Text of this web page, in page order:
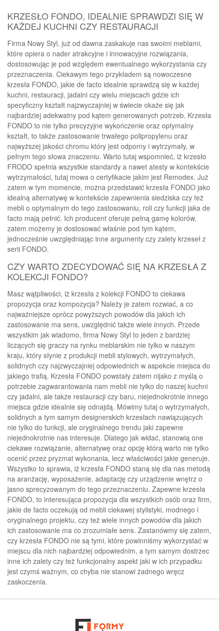
KRZESŁO FONDO, IDEALNIE SPRAWDZI SIĘ W
KAŻDEJ KUCHNI CZY RESTAURACJI
Firma Nowy Styl, już od dawna zaskakuje nas swoimi meblami,
które opiera o nader atrakcyjne i innowacyjne rozwiązania,
dostosowując je pod względem ewentualnego wykorzystania czy
przeznaczenia. Ciekawym tego przykładem są nowoczesne
krzesła FONDO, jakie de facto idealnie sprawdzą się w każdej
kuchni, restauracji, jadalni czy wielu miejscach gdzie ich
specyficzny kształt najzwyczajniej w świecie okaże się jak
najbardziej adekwatny pod kątem generowanych potrzeb. Krzesła
FONDO to nie tylko precyzyjne wykończenie oraz optymalny
kształt, to także zastosowanie trwałego polipropylenu oraz
najwyższej jakości chromu który jest odporny i wytrzymały, w
pełnym tego słowa znaczeniu. Warto tutaj wspomnieć, iż krzesło
FRODO spełnia wszystkie standardy a nawet atesty w kontekście
wytrzymałości, tutaj mowa o certyfikacie jakim jest Remodex. Już
zatem w tym momencie, można przedstawić krzesła FONDO jako
idealną alternatywę w kontekście zapewnienia siedziska czy też
mebli o optymalnym do tego zastosowaniu, roli czy funkcji jaka de
facto mają pełnić. Ich producent oferuje pełną gamę kolorów,
zatem możemy je dostosować właśnie pod tym kątem,
jednocześnie uwzględniając inne argumenty czy zalety krzeseł z
serii FONDO.
CZY WARTO ZDECYDOWAĆ SIĘ NA KRZESŁA Z
KOLEKCJI FONDO?
Masz wątpliwości, iż krzesła z kolekcji FONDO to ciekawa
propozycja oraz kompozycja? Należy je zatem rozwiać, a co
najważniejsze oprócz powyższych powodów dla jakich ich
zastosowanie ma sens, uwzględnić także wiele innych. Przede
wszystkim jak wiadomo, firma Nowy Styl to jeden z bardziej
liczących się graczy na rynku meblarskim nie tylko w naszym
kraju, który słynie z produkcji mebli stylowych, wytrzymałych,
solidnych czy najzwyczajniej odpowiednich w aspekcie miejsca do
jakiego trafią. Krzesła FONDO powstały zatem nijako z myślą o
potrzebie zagwarantowania nam mebli nie tylko do naszej kuchni
czy jadalni, ale także restauracji czy baru, niejednokrotnie innego
miejsca gdzie idealnie się odnajdą. Mówimy tutaj o wytrzymałych,
solidnych a tym samym designerskich krzesłach nawiązujących
nie tylko do funkcji, ale oryginalnego trendu jaki zapewne
niejednokrotnie nas interesuje. Dlatego jak widać, stanowią one
ciekawe rozwiązanie, alternatywę oraz opcję którą warto nie tylko
ocenić przez pryzmat wykonania, lecz właściwości jakie generuje.
Wszystko to sprawia, iż krzesła FONDO staną się dla nas metodą
na aranżację, wyposażenie, adaptację czy urządzenie wnętrz o
jasno sprecyzowanym do tego przeznaczeniu. Zapewne krzesła
FONDO, to interesująca propozycja dla wszystkich osób oraz firm,
jakie de facto oczekują od mebli ciekawej stylistyki, modnego i
oryginalnego projektu, czy też wiele innych powodów dla jakich
ich zastosowanie ma co zrozumiałe sens. Zastanówmy się zatem,
czy krzesła FONDO nie są tymi, które powinniśmy wykorzystać w
miejscu dla nich najbardziej odpowiednim, a tym samym dostrzec
inne ich zalety czy też funkcjonalny aspekt jaki w ich przypadku
jest czymś ważnym, co chyba nie stanowi żadnego wręcz
zaskoczenia.